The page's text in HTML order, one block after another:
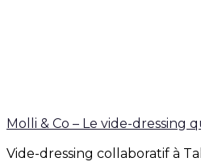
Molli & Co – Le vide-
Vide-dressing collaboratif à